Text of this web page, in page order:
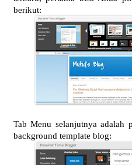
berikut:
Tab Menu selanjutnya adalah
background template blog: